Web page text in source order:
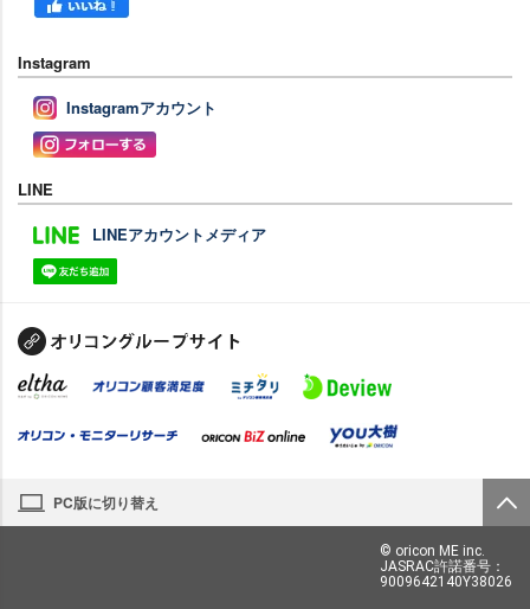
Instagram
Instagramアカウント
LINE
LINEアカウントメディア
PC版に切り替え
© oricon ME inc.
JASRAC許諾番号：
9009642140Y38026